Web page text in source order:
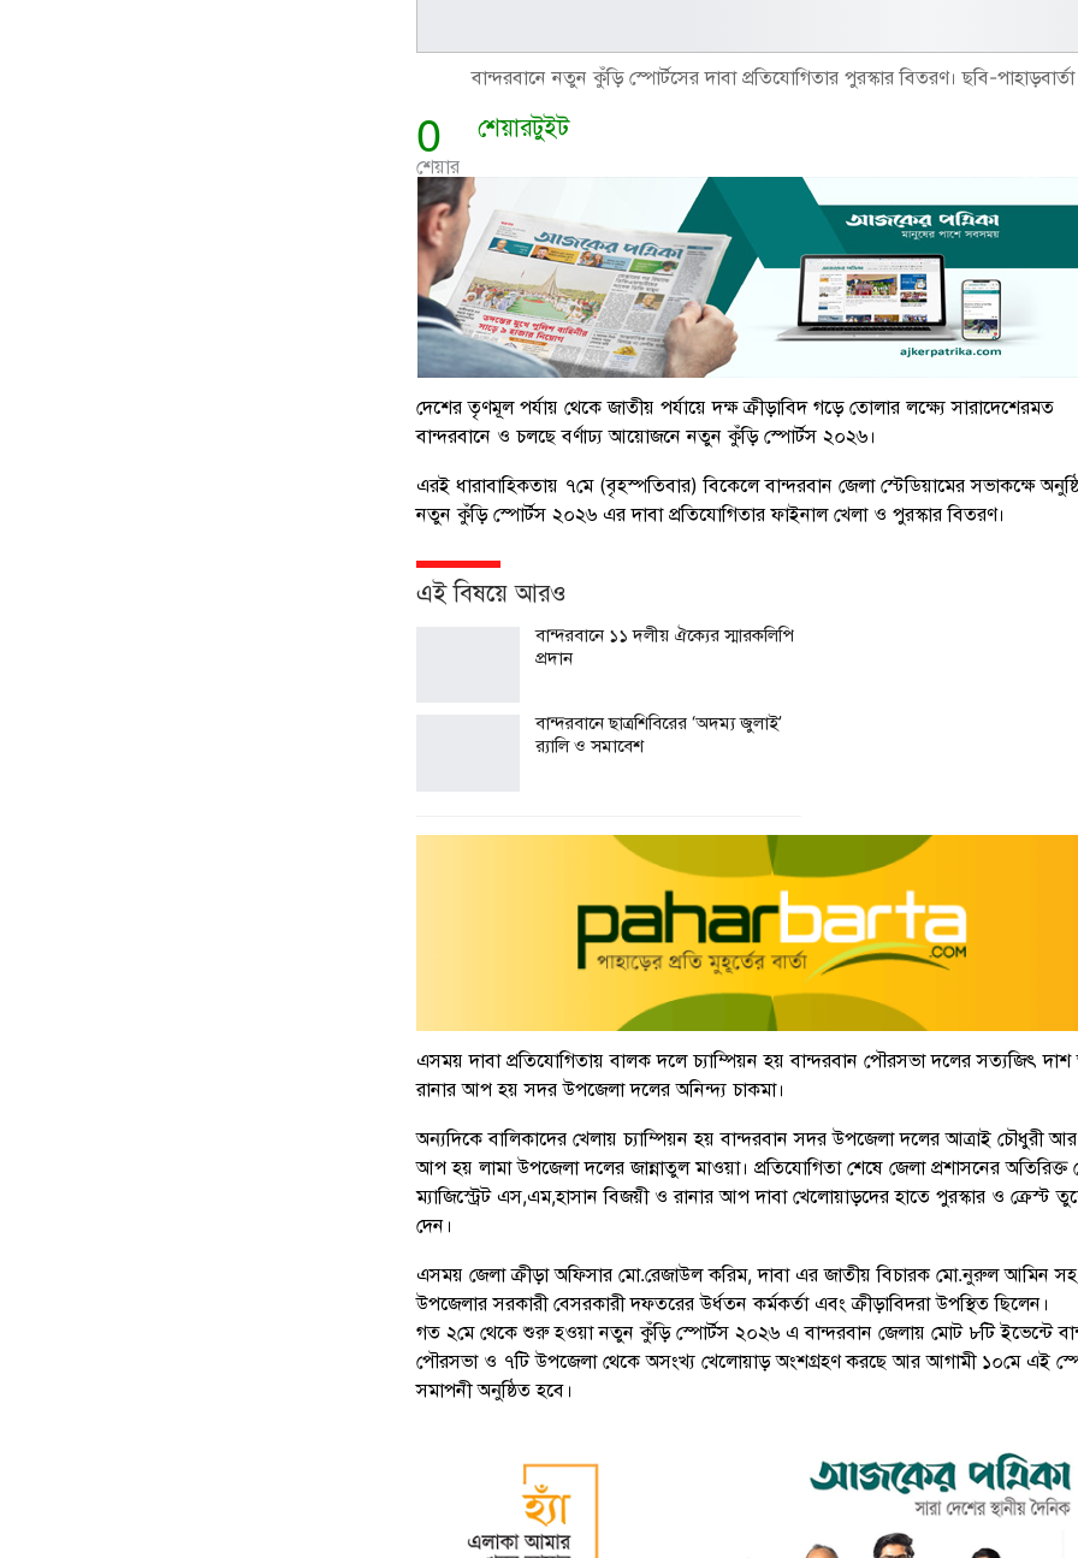
বান্দরবানে নতুন কুঁড়ি স্পোর্টসের দাবা প্রতিযোগিতার পুরস্কার বিতরণ। ছবি-পাহাড়বার্তা
0
শেয়ার
শেয়ারটুইট
দেশের তৃণমূল পর্যায় থেকে জাতীয় পর্যায়ে দক্ষ ক্রীড়াবিদ গড়ে তোলার লক্ষ্যে সারাদেশেরমত
বান্দরবানে ও চলছে বর্ণাঢ্য আয়োজনে নতুন কুঁড়ি স্পোর্টস ২০২৬।
এরই ধারাবাহিকতায় ৭মে (বৃহস্পতিবার) বিকেলে বান্দরবান জেলা স্টেডিয়ামের সভাকক্ষে
নতুন কুঁড়ি স্পোর্টস ২০২৬ এর দাবা প্রতিযোগিতার ফাইনাল খেলা ও পুরস্কার বিতরণ।
এই বিষয়ে আরও
বান্দরবানে ১১ দলীয় ঐক্যের স্মারকলিপি
প্রদান
বান্দরবানে ছাত্রশিবিরের ‘অদম্য জুলাই’
র‌্যালি ও সমাবেশ
এসময় দাবা প্রতিযোগিতায় বালক দলে চ্যাম্পিয়ন হয় বান্দরবান পৌরসভা দলের সত্যজিৎ
রানার আপ হয় সদর উপজেলা দলের অনিন্দ্য চাকমা।
অন্যদিকে বালিকাদের খেলায় চ্যাম্পিয়ন হয় বান্দরবান সদর উপজেলা দলের আত্রাই চৌধুরী আর
আপ হয় লামা উপজেলা দলের জান্নাতুল মাওয়া। প্রতিযোগিতা শেষে জেলা প্রশাসনের অতিরিক্ত
ম্যাজিস্ট্রেট এস,এম,হাসান বিজয়ী ও রানার আপ দাবা খেলোয়াড়দের হাতে পুরস্কার ও ক্রেস্ট
দেন।
এসময় জেলা ক্রীড়া অফিসার মো.রেজাউল করিম, দাবা এর জাতীয় বিচারক মো.নুরুল আমিন সহ
উপজেলার সরকারী বেসরকারী দফতরের উর্ধতন কর্মকর্তা এবং ক্রীড়াবিদরা উপস্থিত ছিলেন।
গত ২মে থেকে শুরু হওয়া নতুন কুঁড়ি স্পোর্টস ২০২৬ এ বান্দরবান জেলায় মোট ৮টি ইভেন্টে
পৌরসভা ও ৭টি উপজেলা থেকে অসংখ্য খেলোয়াড় অংশগ্রহণ করছে আর আগামী ১০মে এই
সমাপনী অনুষ্ঠিত হবে।